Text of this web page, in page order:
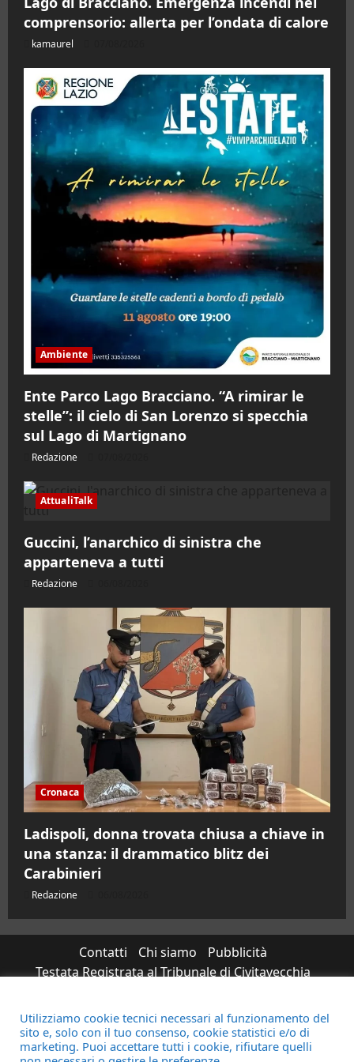
comprensorio: allerta per l’ondata di calore
kamaurel
Ambiente
Ente Parco Lago Bracciano. “A rimirar le
stelle”: il cielo di San Lorenzo si specchia
sul Lago di Martignano
Redazione
AttualiTalk
Guccini, l’anarchico di sinistra che
apparteneva a tutti
Redazione
Cronaca
Ladispoli, donna trovata chiusa a chiave in
una stanza: il drammatico blitz dei
Carabinieri
Redazione
Contatti Chi siamo
Pubblicità
Testata Registrata al Tribunale di Civitavecchia
Micaela Taroni
FacebookInstagram
YouTube
TwitterEmailEnte Parco
Utilizziamo cookie tecnici necessari al funzionamento del
sito e, solo con il tuo consenso, cookie statistici e/o di
marketing. Puoi accettare tutti i cookie, rifiutare quelli